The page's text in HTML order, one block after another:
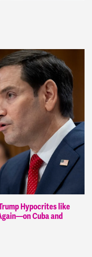
Hypocrites like
Cuba and